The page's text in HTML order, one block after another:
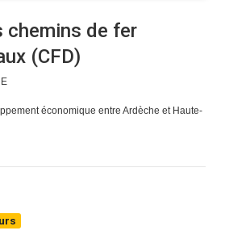
chemins de fer
(CFD)
économique entre Ardèche et Haute-